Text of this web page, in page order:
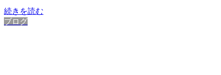
続きを読む
ブログ